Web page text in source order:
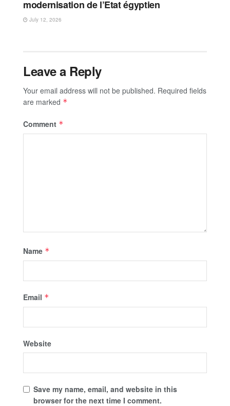
modernisation de l’Etat égyptien
July 12, 2026
Leave a Reply
Your email address will not be published. Required fields
are marked *
Comment *
Name *
Email *
Website
Save my name, email, and website in this
browser for the next time I comment.